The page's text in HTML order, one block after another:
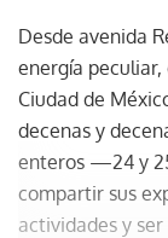
Desde avenida
energía peculiar,
Ciudad de
decenas y
enteros —24 y
compartir sus
actividades y